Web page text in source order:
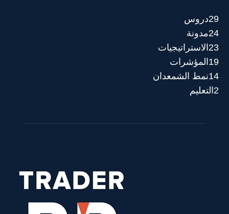
دروس29
مدونة24
الاستراتيجيات 23
المؤشرات 19
نمط الشمعدان14
التعليم 2